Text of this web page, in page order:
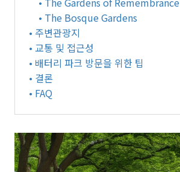
• The Bosque Gardens
• 주변관광지
• 교통 및 접근성
• 배터리 파크 방문을 위한 팁
• 결론
• FAQ